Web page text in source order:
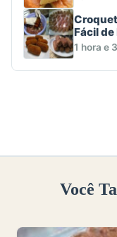
Fácil de
1 hora e
Você